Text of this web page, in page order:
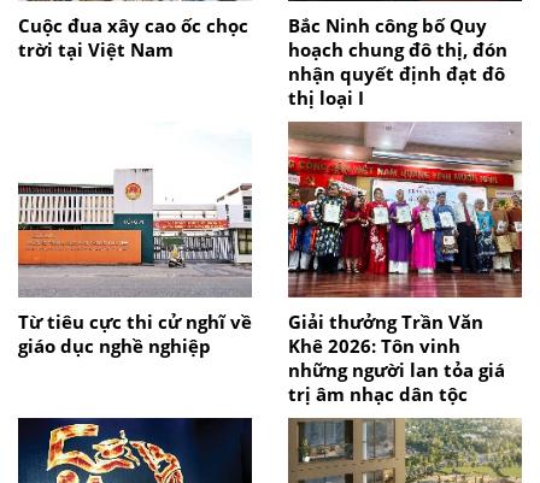
Cuộc đua xây cao ốc chọc
trời tại Việt Nam
Bắc Ninh công bố Quy
hoạch chung đô thị, đón
nhận quyết định đạt đô
thị loại I
Từ tiêu cực thi cử nghĩ về
giáo dục nghề nghiệp
Giải thưởng Trần Văn
Khê 2026: Tôn vinh
những người lan tỏa giá
trị âm nhạc dân tộc